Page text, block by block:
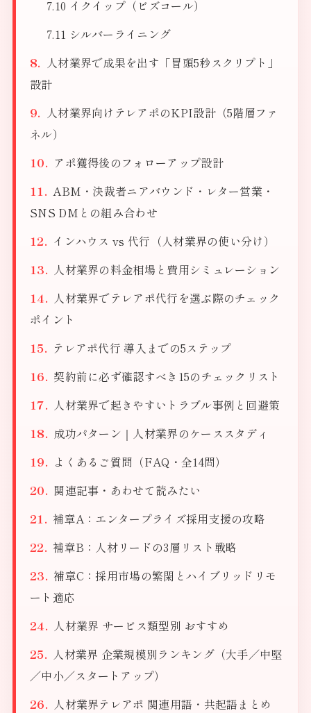
イクイップ（ビズコール）
シルバーライニング
人材業界で成果を出す「冒頭5秒スクリプト」
設計
人材業界向けテレアポのKPI設計（5階層ファ
ネル）
アポ獲得後のフォローアップ設計
ABM・決裁者ニアバウンド・レター営業・
SNS DMとの組み合わせ
インハウス vs 代行（人材業界の使い分け）
人材業界の料金相場と費用シミュレーション
人材業界でテレアポ代行を選ぶ際のチェック
ポイント
テレアポ代行 導入までの5ステップ
契約前に必ず確認すべき15のチェックリスト
人材業界で起きやすいトラブル事例と回避策
成功パターン｜人材業界のケーススタディ
よくあるご質問（FAQ・全14問）
関連記事・あわせて読みたい
補章A：エンタープライズ採用支援の攻略
補章B：人材リードの3層リスト戦略
補章C：採用市場の繁閑とハイブリッドリモ
ート適応
人材業界 サービス類型別 おすすめ
人材業界 企業規模別ランキング（大手／中堅
／中小／スタートアップ）
人材業界テレアポ 関連用語・共起語まとめ